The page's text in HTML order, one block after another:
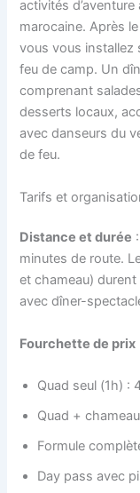
activités
marocaine. Après
vous vous installez
feu de camp. Un
comprenant
desserts locaux,
avec danseurs du
de feu.
Tarifs et
Distance et durée
minutes de route.
et chameau)
avec dîner-
Fourchette de prix
Quad seul (1h) :
Quad +
Formule
Day pass avec